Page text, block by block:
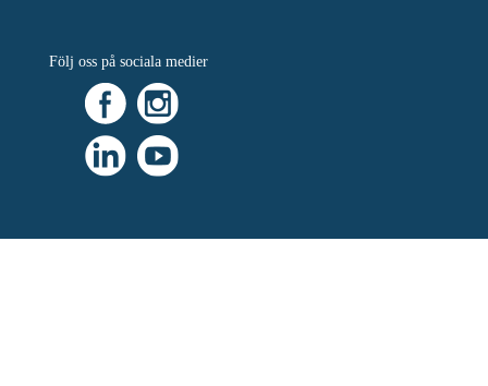
Följ oss på sociala medier